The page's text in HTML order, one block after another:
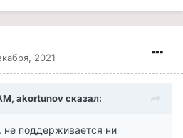
2021
akortunov сказал:
не поддерживается ни